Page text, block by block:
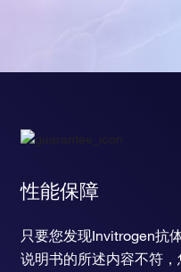
性能保障
只要您发现Invitrogen抗
说明书的所述内容不符